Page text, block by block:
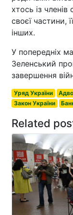
хтось із членів
своєї частини,
інших.
У попередніх
Зеленський
завершення
Уряд України
Закон України
Related